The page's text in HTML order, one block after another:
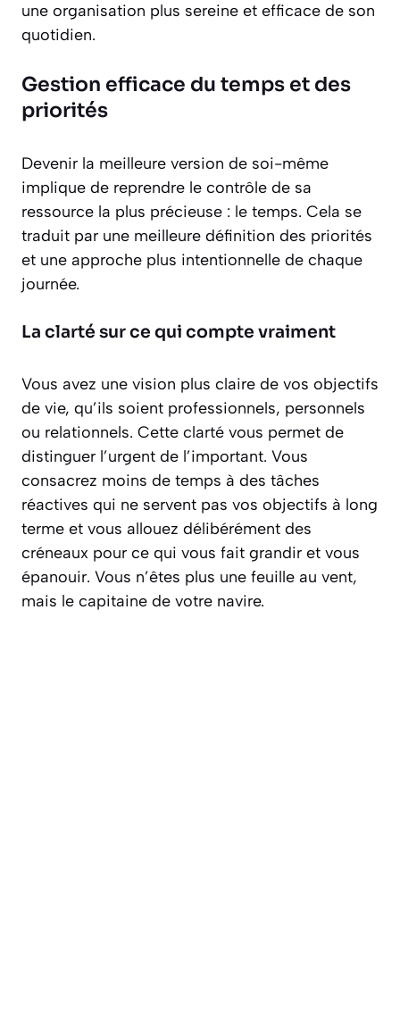
une organisation plus sereine et efficace de son
quotidien.
Gestion efficace du temps et des
priorités
Devenir la meilleure version de soi-même
implique de reprendre le contrôle de sa
ressource la plus précieuse : le temps. Cela se
traduit par une meilleure définition des priorités
et une approche plus intentionnelle de chaque
journée.
La clarté sur ce qui compte vraiment
Vous avez une vision plus claire de vos objectifs
de vie, qu’ils soient professionnels, personnels
ou relationnels. Cette clarté vous permet de
distinguer l’urgent de l’important. Vous
consacrez moins de temps à des tâches
réactives qui ne servent pas vos objectifs à long
terme et vous allouez délibérément des
créneaux pour ce qui vous fait grandir et vous
épanouir. Vous n’êtes plus une feuille au vent,
mais le capitaine de votre navire.